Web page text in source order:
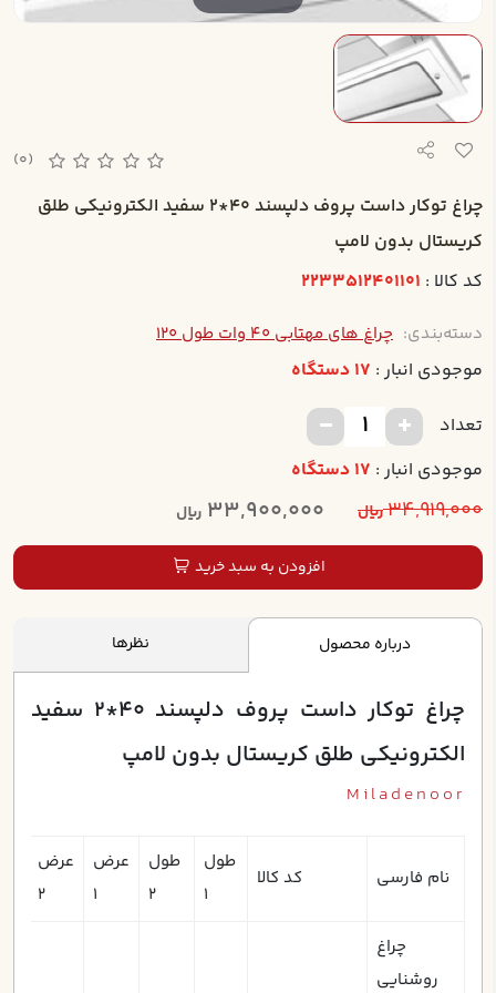
(0)
چراغ توکار داست پروف دلپسند 40*2 سفيد الکترونيکي طلق
کريستال بدون لامپ
کد کالا : 2233512401101
دسته‌بندی: چراغ های مهتابی 40 وات طول 120
موجودی انبار : 17 دستگاه
تعداد
موجودی انبار : 17 دستگاه
34,919,000ریال 33,900,000 ریال
افزودن به سبد خرید
درباره محصول نظرها
چراغ توکار داست پروف دلپسند 40*2 سفيد
الکترونيکي طلق کريستال بدون لامپ
Miladenoor
نام فارسی کد کالا
طول
طول
2
عرض
عرض
2
چراغ
روشنایی